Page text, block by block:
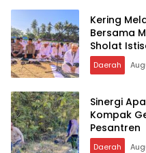
Kering
Bersama
Sholat
Daerah
Sinergi
Kompak
Pesantren
Daerah